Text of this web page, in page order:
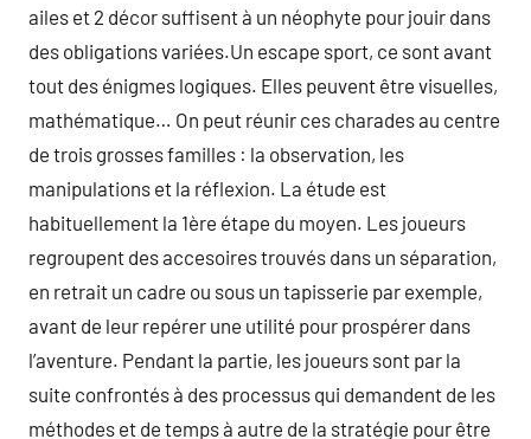
ailes et 2 décor suffisent à un néophyte pour jouir dans
des obligations variées.Un escape sport, ce sont avant
tout des énigmes logiques. Elles peuvent être visuelles,
mathématique… On peut réunir ces charades au centre
de trois grosses familles : la observation, les
manipulations et la réflexion. La étude est
habituellement la 1ère étape du moyen. Les joueurs
regroupent des accesoires trouvés dans un séparation,
en retrait un cadre ou sous un tapisserie par exemple,
avant de leur repérer une utilité pour prospérer dans
l’aventure. Pendant la partie, les joueurs sont par la
suite confrontés à des processus qui demandent de les
méthodes et de temps à autre de la stratégie pour être